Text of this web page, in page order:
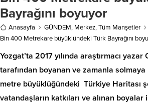
Bayrağını boyuyor
Anasayfa GÜNDEM, Merkez,Tüm Manşetler
Bin 400 Metrekare büyüklündeki Türk Bayrağını
Yozgat’ta 2017 yılında araştırmacı
tarafından boyanan ve zamanla
metre büyüklüğündeki Türkiye Haritası
vatandaşların katkıları ve alınan